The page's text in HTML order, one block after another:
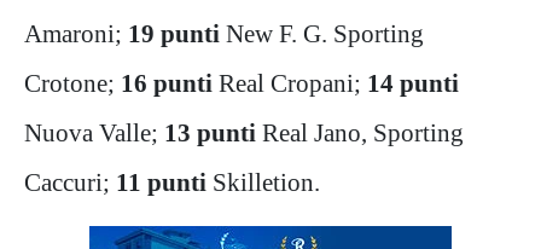
Amaroni; 19 punti New F. G. Sporting
Crotone; 16 punti Real Cropani; 14 punti
Nuova Valle; 13 punti Real Jano, Sporting
Caccuri; 11 punti Skilletion.